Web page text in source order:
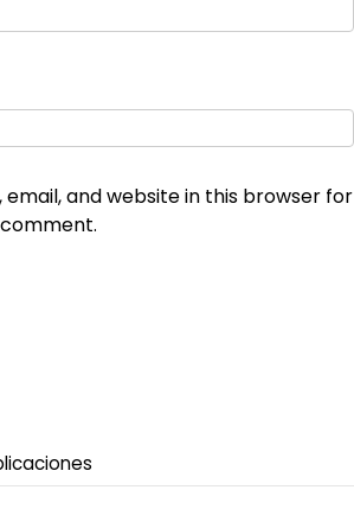
email, and website in this browser for